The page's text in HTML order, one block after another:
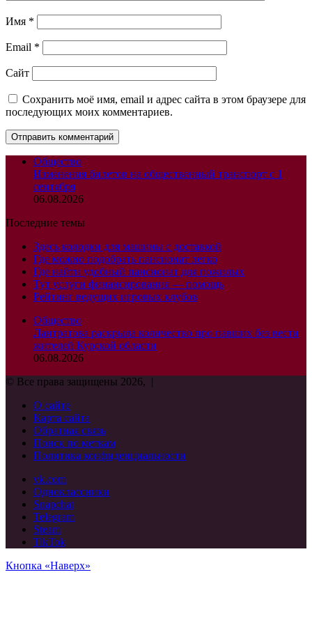
Имя *
Email *
Сайт
Сохранить моё имя, email и адрес сайта в этом браузере для
последующих моих комментариев.
Общество
Изменения билетов на общественный транспорт с 1
сентября
06.08.2026
Последние темы
Здесь колодки для машины с доставкой
Где можно подобрать пансионат легко
Где найти удобный пансионат для пожилых
Тут услуги финансирования — помощь
Рейтинг ведущих игровых клубов
Общество
Лантратова раскрыла количество про павших без вести
жителей Курской области
06.08.2026
© Все права защищены 2026, |
О сайте
Карта сайта
Обратная связь
Поиск по меткам
Политика конфиденциальности
vk.com
Одноклассники
Snapchat
Telegram
Steam
TikTok
Кнопка «Наверх»